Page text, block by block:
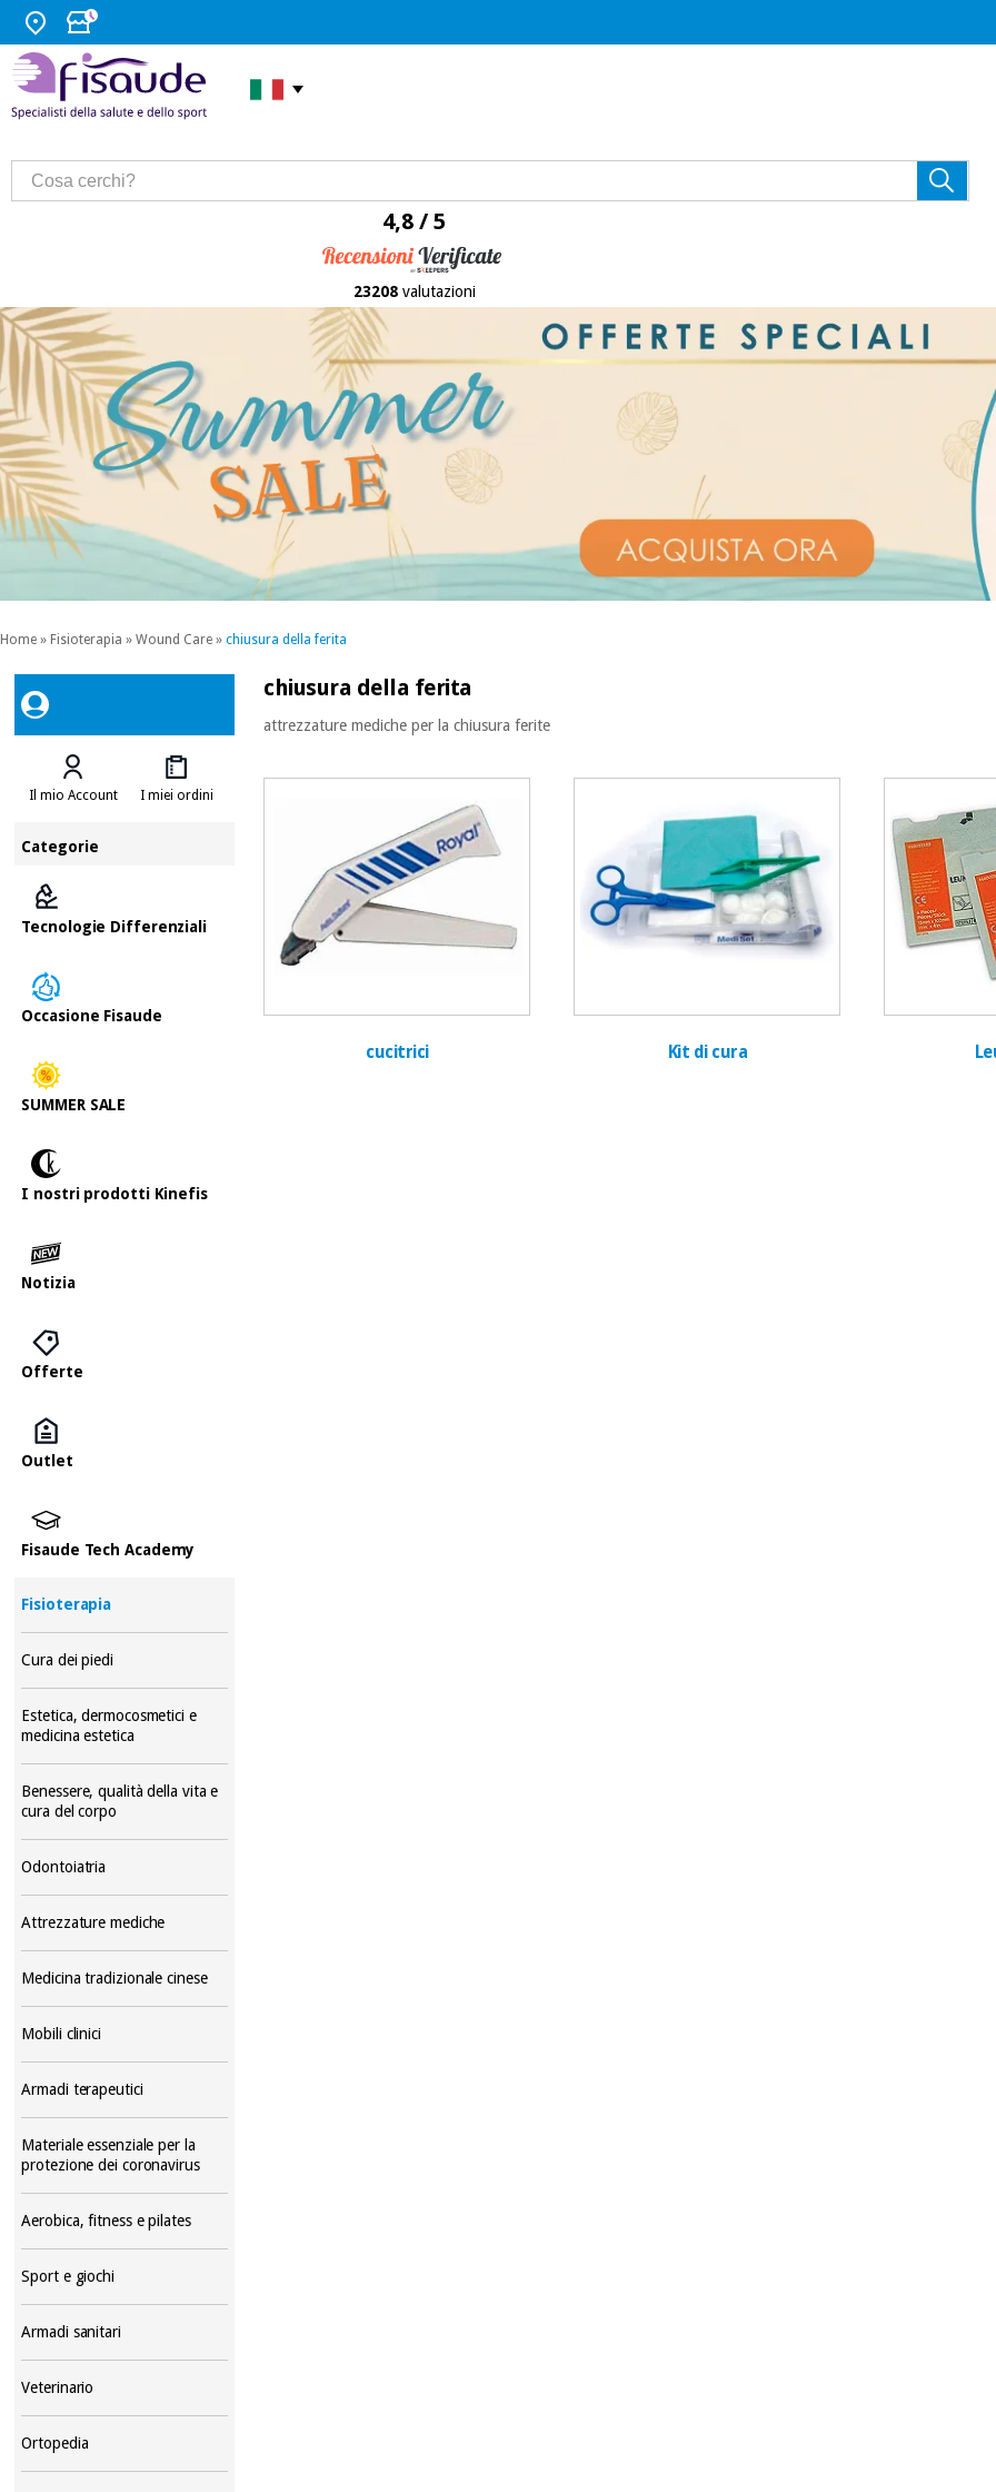
4,8 / 5
23208valutazioni
Home » Fisioterapia » Wound Care » chiusura della ferita
Il mio Account I miei ordini
Categorie
Tecnologie Differenziali
Occasione Fisaude
SUMMER SALE
I nostri prodotti Kinefis
Notizia
Offerte
Outlet
Fisaude Tech Academy
Fisioterapia
Cura dei piedi
Estetica, dermocosmetici e
medicina estetica
Benessere, qualità della vita e
cura del corpo
Odontoiatria
Attrezzature mediche
Medicina tradizionale cinese
Mobili clinici
Armadi terapeutici
Materiale essenziale per la
protezione dei coronavirus
Aerobica, fitness e pilates
Sport e giochi
Armadi sanitari
Veterinario
Ortopedia
chiusura della ferita
attrezzature mediche per la chiusura ferite
cucitrici Kit di cura